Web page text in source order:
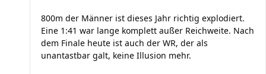
800m der Männer ist dieses Jahr richtig explodiert.
Eine 1:41 war lange komplett außer Reichweite. Nach
dem Finale heute ist auch der WR, der als
unantastbar galt, keine Illusion mehr.